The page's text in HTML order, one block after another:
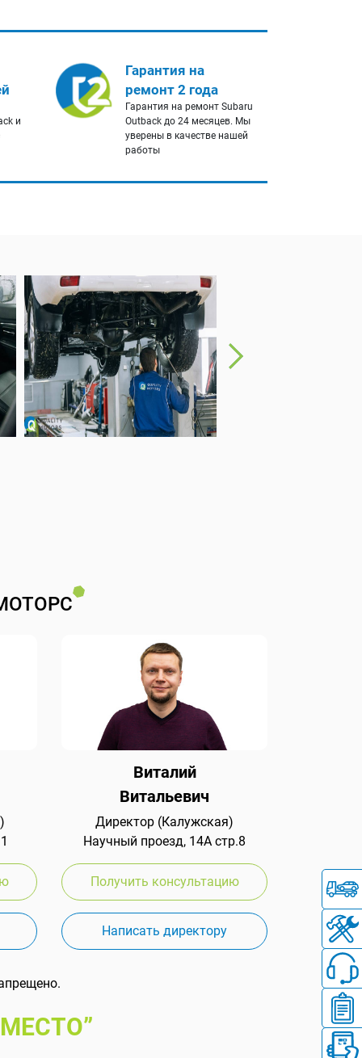
и
Гарантия на
ремонт 2 года
Гарантия на ремонт Subaru
Outback до 24 месяцев. Мы
уверены в качестве нашей
работы
Виталий
Витальевич
Директор (Калужская)
Научный проезд, 14А стр.8
Получить консультацию
Написать директору